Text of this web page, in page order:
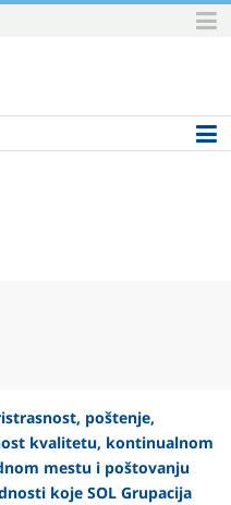
poštenje,
kvalitetu, kontinualnom
mestu i poštovanju
koje SOL Grupacija